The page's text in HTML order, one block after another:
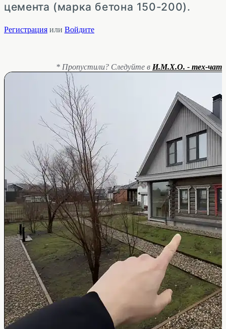
цемента (марка бетона 150-200).
Регистрация или Войдите
* Пропустили? Следуйте в И.М.Х.О. - тех-чат